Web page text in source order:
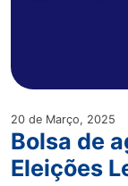
20 de Março, 2025
Bolsa de
Eleições